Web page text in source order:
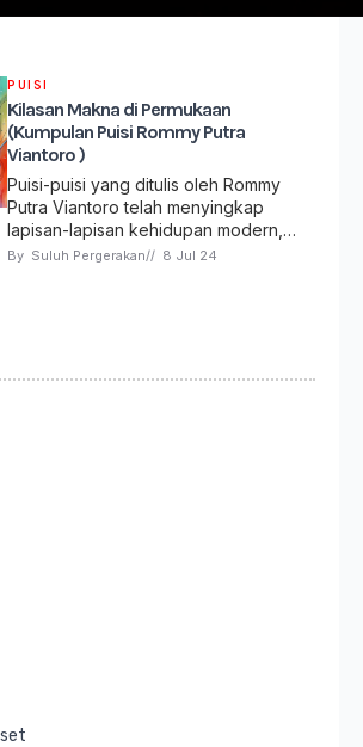
PUISI
Kilasan Makna di Permukaan
(Kumpulan Puisi Rommy Putra
Viantoro )
Puisi-puisi yang ditulis oleh Rommy
Putra Viantoro telah menyingkap
lapisan-lapisan kehidupan modern,…
By Suluh Pergerakan// 8 Jul 24